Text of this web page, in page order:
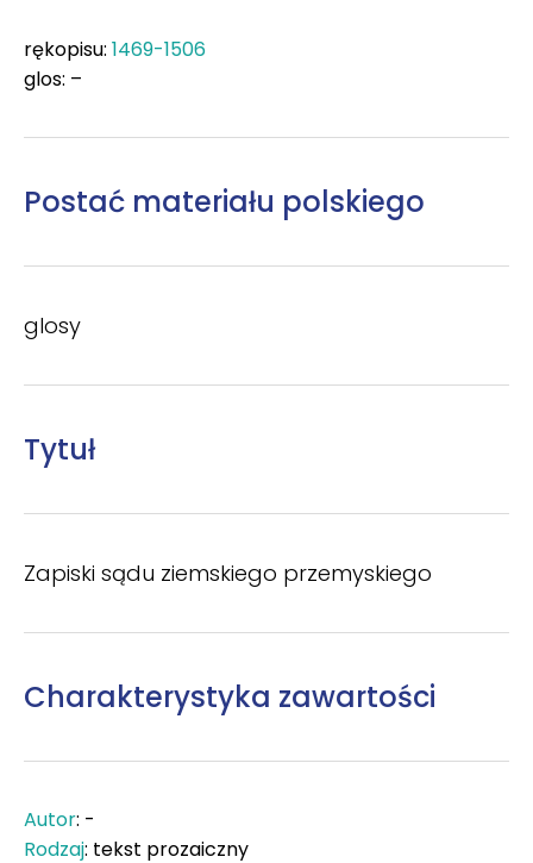
rękopisu: 1469-1506
glos: –
Postać materiału polskiego
glosy
Tytuł
Zapiski sądu ziemskiego przemyskiego
Charakterystyka zawartości
Autor: -
Rodzaj: tekst prozaiczny